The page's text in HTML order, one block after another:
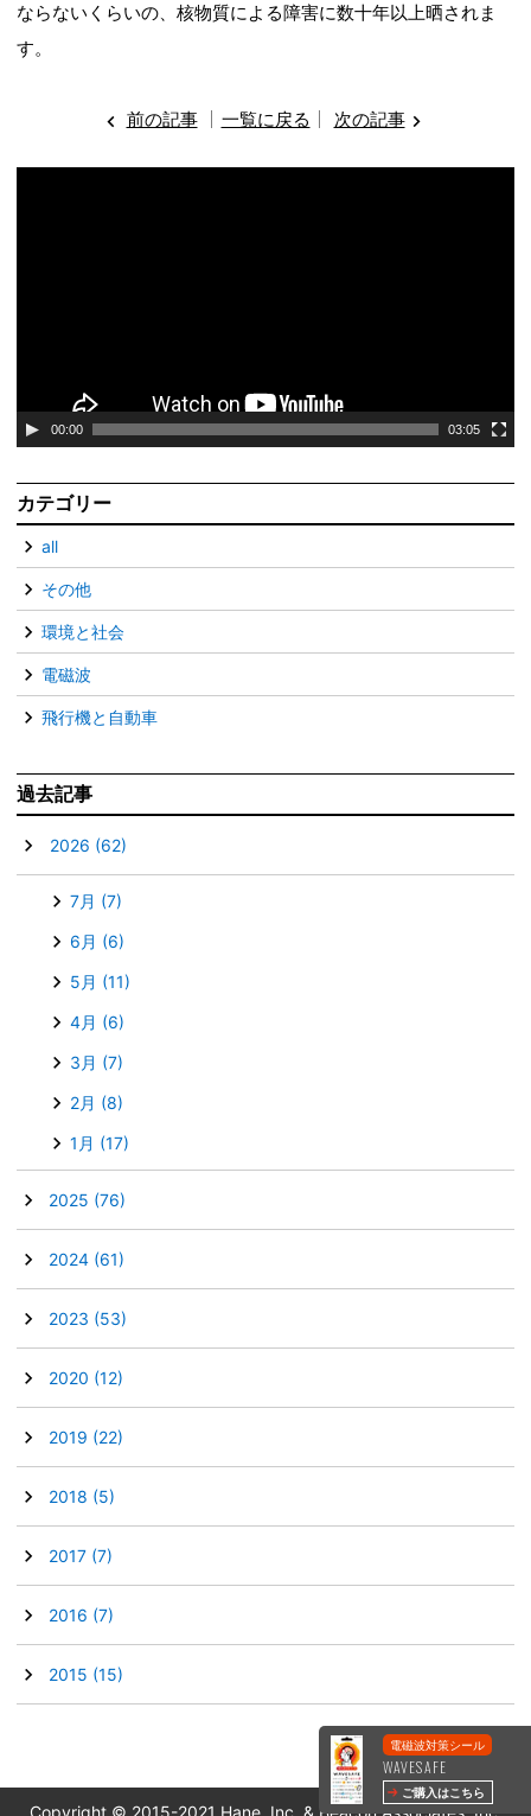
ならないくらいの、核物質による障害に数十年以上晒されま
す。
前の記事 一覧に戻る 次の記事
00:00 03:05
カテゴリー
all
その他
環境と社会
電磁波
飛行機と自動車
過去記事
2026 (62)
7月 (7)
6月 (6)
5月 (11)
4月 (6)
3月 (7)
2月 (8)
1月 (17)
2025 (76)
2024 (61)
2023 (53)
2020 (12)
2019 (22)
2018 (5)
2017 (7)
2016 (7)
2015 (15)
電磁波対策シール
WAVESAFE
ご購入はこちら